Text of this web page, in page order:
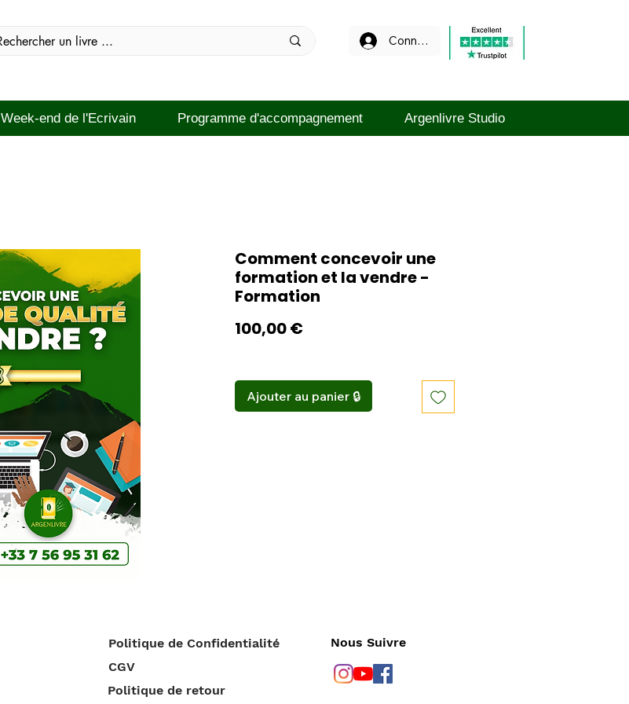
Connexion
Week-end de l'Ecrivain Programme d'accompagnement Argenlivre Studio
Comment concevoir une
formation et la vendre -
Formation
100,00 €Prix
Ajouter au panier 🔒
Politique de Confidentialité
CGV
Politique de retour
Nous Suivre